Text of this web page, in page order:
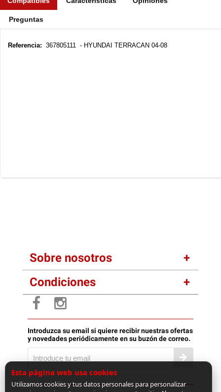
Preguntas
Referencia: 367805111 - HYUNDAI TERRACAN 04-08
Sobre nosotros
Condiciones
Introduzca su email si quiere recibir nuestras ofertas
y novedades periódicamente en su buzón de correo.
Esta página web usa cookies
Utilizamos cookies y tus datos personales para personalizar